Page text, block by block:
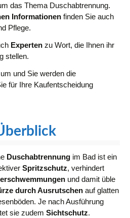
das Thema Duschabtrennung.
Informationen finden Sie auch
Pflege.
Experten zu Wort, die Ihnen ihr
stellen.
und Sie werden die
für Ihre Kaufentscheidung
Duschabtrennung im Bad ist ein
Spritzschutz, verhindert
und damit üble
durch Ausrutschen auf glatten
Je nach Ausführung
sie zudem Sichtschutz.